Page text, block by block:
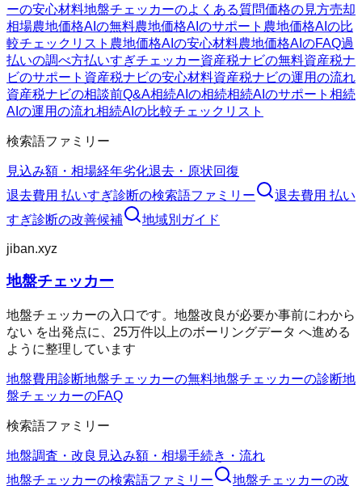
ーの安心材料地盤チェッカーのよくある質問価格の見方売却
相場農地価格AIの無料農地価格AIのサポート 農地価格AIの比
較チェックリスト 農地価格AIの安心材料農地価格AIのFAQ過
払いの調べ方払いすぎチェッカー資産税ナビの無料資産税ナ
ビのサポート 資産税ナビの安心材料資産税ナビの運用の流れ
資産税ナビの相談前Q&A相続AIの相続相続AIのサポート 相続
AIの運用の流れ相続AIの比較チェックリスト
検索語ファミリー
見込み額・相場経年劣化退去・原状回復
退去費用 払いすぎ診断の検索語ファミリー
退去費用 払い
すぎ診断の改善候補 地域別ガイド
jiban.xyz
地盤チェッカー
地盤チェッカーの入口です。地盤改良が必要か事前にわから
ない を出発点に、25万件以上のボーリングデータ へ進める
ように整理しています
地盤費用診断地盤チェッカーの無料地盤チェッカーの診断地
盤チェッカーのFAQ
検索語ファミリー
地盤調査・改良 見込み額・相場手続き・流れ
地盤チェッカーの検索語ファミリー 地盤チェッカーの改